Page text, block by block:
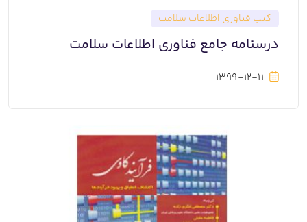
کتب فناوری اطلاعات سلامت
درسنامه جامع فناوری اطلاعات سلامت
1399-12-11